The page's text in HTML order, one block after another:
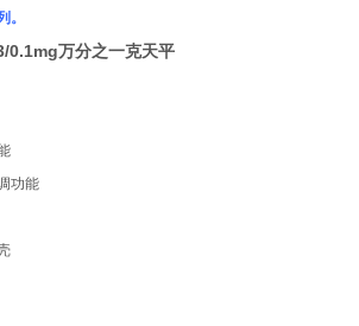
。
0.1mg万分之一克天平
功能